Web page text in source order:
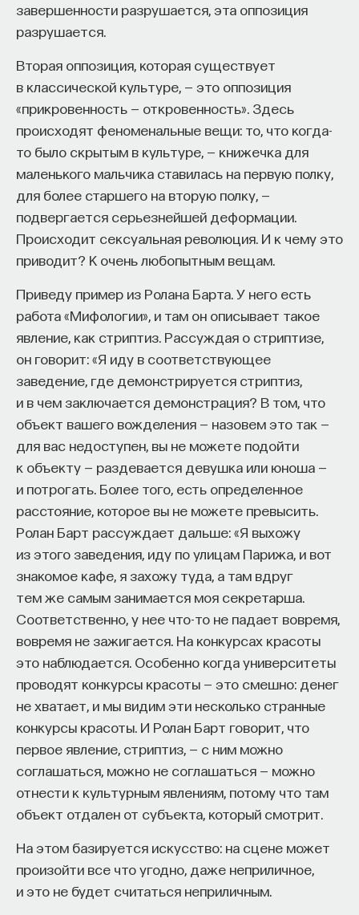
завершенности разрушается, эта оппозиция
разрушается.
Вторая оппозиция, которая существует
в классической культуре, — это оппозиция
«прикровенность — откровенность». Здесь
происходят феноменальные вещи: то, что когда-
то было скрытым в культуре, — книжечка для
маленького мальчика ставилась на первую полку,
для более старшего на вторую полку, —
подвергается серьезнейшей деформации.
Происходит сексуальная революция. И к чему это
приводит? К очень любопытным вещам.
Приведу пример из Ролана Барта. У него есть
работа «Мифологии», и там он описывает такое
явление, как стриптиз. Рассуждая о стриптизе,
он говорит: «Я иду в соответствующее
заведение, где демонстрируется стриптиз,
и в чем заключается демонстрация? В том, что
объект вашего вожделения — назовем это так —
для вас недоступен, вы не можете подойти
к объекту — раздевается девушка или юноша —
и потрогать. Более того, есть определенное
расстояние, которое вы не можете превысить.
Ролан Барт рассуждает дальше: «Я выхожу
из этого заведения, иду по улицам Парижа, и вот
знакомое кафе, я захожу туда, а там вдруг
тем же самым занимается моя секретарша.
Соответственно, у нее что-то не падает вовремя,
вовремя не зажигается. На конкурсах красоты
это наблюдается. Особенно когда университеты
проводят конкурсы красоты — это смешно: денег
не хватает, и мы видим эти несколько странные
конкурсы красоты. И Ролан Барт говорит, что
первое явление, стриптиз, — с ним можно
соглашаться, можно не соглашаться — можно
отнести к культурным явлениям, потому что там
объект отдален от субъекта, который смотрит.
На этом базируется искусство: на сцене может
произойти все что угодно, даже неприличное,
и это не будет считаться неприличным.
В опыте создания монументальной композиции
«Битва при Ангиари» (она до нас не дошла —
сохранилась только гравюра с картона, то есть
подготовительного рисунка к этой композиции)
Леонардо изобразил эпизод, называющийся
«Борьба за знамя», — действительно
ожесточенную схватку людей и животных. Там
грызутся лошади, сражаются всадники. И его
задачей в этой фреске было стремление
показать пыль, насыщающую воздух, поднятую
всадниками, и струйки пота, которые текут
по их лицам и оставляют дорожки на запыленных
не могла. Хотя Леонардо добивается тончайшей,
вибрирующей светотеневой среды только
с применением масла. Эту большую композицию
на стене он тоже пытался написать как картину
с применением масла.
Технические сложности такого рода были
связаны и с его великим произведением «Тайная
вечеря». Он написал «Тайную вечерю» не как
стенную роспись, но как станковую картину
с помощью масла, поэтому она практически
погибла для нас. Но его гениальный посыл
создания произведений искусства на основе
оптической светотеневой целостности оказался
открытием на все времена, — во всяком случае,
на те времена, которые знаем мы вплоть
до сегодняшнего дня.
Оно не было оценено его современниками,
поскольку живопись такого рода, связанная
с очень тонкими отношениями света и тени,
с этой прозрачной светоносной тенью, которую
мы можем видеть в картине, что есть у нас
в стране, — это «Мадонна Литта» Леонардо
в Государственном Эрмитаже, — такая тонкость
живописи требовала очень долгой и кропотливой
работы. И из-за этого Леонардо получил
прозвище Кунктатор («медлитель») среди своих
современников. И его произведения очень рано